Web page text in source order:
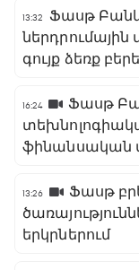
13:32
Ֆասթ
գույք ձեռք
16:24
Ֆասթ
ֆինանսական
13:26
Ֆասթ
երկրներում